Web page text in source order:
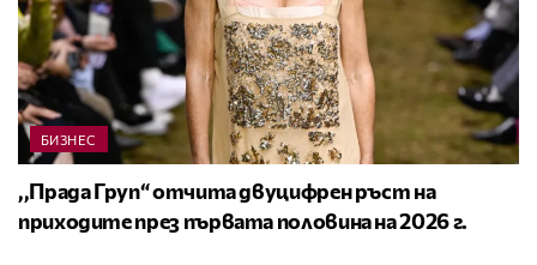
БИЗНЕС
,,Прада Груп“ отчита двуцифрен ръст на
приходите през първата половина на 2026 г.